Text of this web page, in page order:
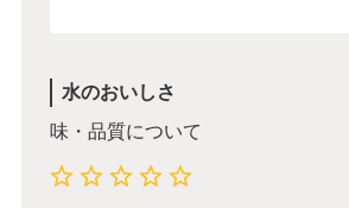
水のおいしさ
味・品質について